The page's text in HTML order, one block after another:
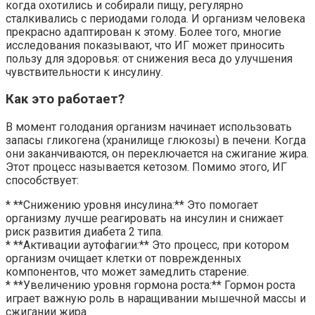
когда охотились и собирали пищу, регулярно
сталкивались с периодами голода. И организм человека
прекрасно адаптирован к этому. Более того, многие
исследования показывают, что ИГ может приносить
пользу для здоровья: от снижения веса до улучшения
чувствительности к инсулину.
Как это работает?
В момент голодания организм начинает использовать
запасы гликогена (хранилище глюкозы) в печени. Когда
они заканчиваются, он переключается на сжигание жира.
Этот процесс называется кетозом. Помимо этого, ИГ
способствует:
* **Снижению уровня инсулина:** Это помогает
организму лучше реагировать на инсулин и снижает
риск развития диабета 2 типа.
* **Активации аутофагии:** Это процесс, при котором
организм очищает клетки от поврежденных
компонентов, что может замедлить старение.
* **Увеличению уровня гормона роста:** Гормон роста
играет важную роль в наращивании мышечной массы и
сжигании жира.